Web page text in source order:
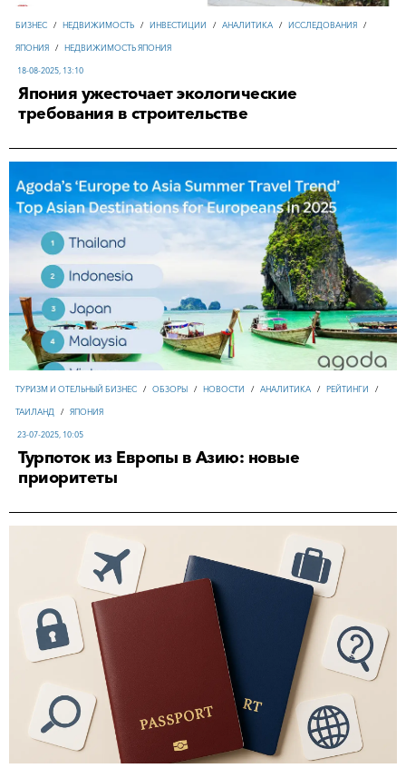
БИЗНЕС / НЕДВИЖИМОСТЬ / ИНВЕСТИЦИИ / АНАЛИТИКА / ИССЛЕДОВАНИЯ /
ЯПОНИЯ / НЕДВИЖИМОСТЬ ЯПОНИЯ
18-08-2025, 13:10
Япония ужесточает экологические
требования в строительстве
ТУРИЗМ И ОТЕЛЬНЫЙ БИЗНЕС / ОБЗОРЫ / НОВОСТИ / АНАЛИТИКА / РЕЙТИНГИ /
ТАИЛАНД / ЯПОНИЯ
23-07-2025, 10:05
Турпоток из Европы в Азию: новые
приоритеты